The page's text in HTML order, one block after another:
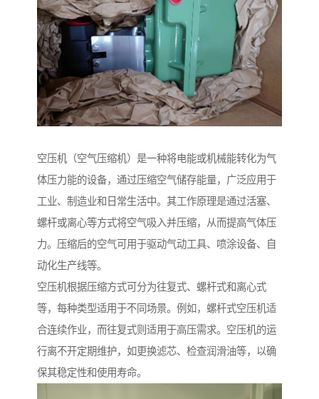
空压机（空气压缩机）是一种将电能或机械能转化为气
体压力能的设备，通过压缩空气储存能量，广泛应用于
工业、制造业和日常生活中。其工作原理是通过活塞、
螺杆或离心等方式将空气吸入并压缩，从而提高气体压
力。压缩后的空气可用于驱动气动工具、喷涂设备、自
动化生产线等。
空压机根据压缩方式可分为往复式、螺杆式和离心式
等，每种类型适用于不同场景。例如，螺杆式空压机适
合连续作业，而往复式则适用于高压需求。空压机的运
行离不开定期维护，如更换滤芯、检查润滑油等，以确
保其稳定性和使用寿命。